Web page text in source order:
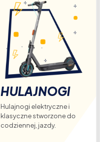
HULAJNOGI
Hulajnogi elektryczne i
klasyczne stworzone do
codziennej, jazdy.